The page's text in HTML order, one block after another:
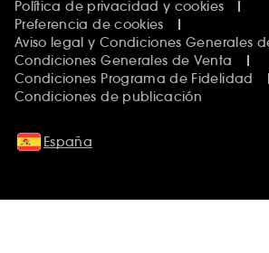
Política de privacidad y cookies
Preferencia de cookies
Aviso legal y Condiciones Generales
Condiciones Generales de Venta
Condiciones Programa de Fidelidad
Condiciones de publicación
España